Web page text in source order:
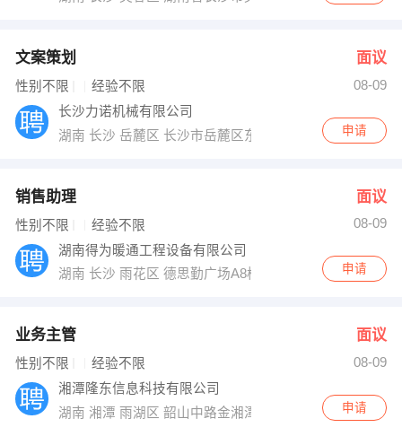
文案策划 面议
性别不限 经验不限
08-09
长沙力诺机械有限公司
湖南 长沙 岳麓区 长沙市岳麓区东方红路569号奥盛特工
申请
销售助理 面议
性别不限 经验不限
08-09
湖南得为暖通工程设备有限公司
湖南 长沙 雨花区 德思勤广场A8栋801和802
申请
业务主管 面议
性别不限 经验不限
08-09
湘潭隆东信息科技有限公司
湖南 湘潭 雨湖区 韶山中路金湘潭A座912室
申请